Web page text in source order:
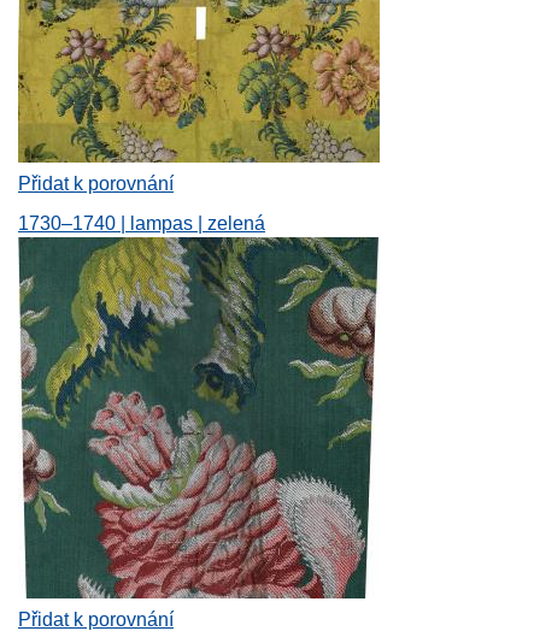
Přidat k porovnání
1730–1740 | lampas | zelená
Přidat k porovnání